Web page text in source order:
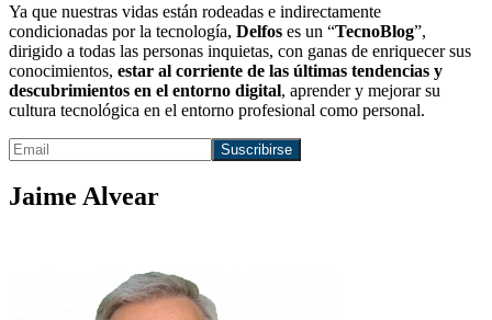
Ya que nuestras vidas están rodeadas e indirectamente
condicionadas por la tecnología, Delfos es un “TecnoBlog”,
dirigido a todas las personas inquietas, con ganas de enriquecer sus
conocimientos, estar al corriente de las últimas tendencias y
descubrimientos en el entorno digital, aprender y mejorar su
cultura tecnológica en el entorno profesional como personal.
Jaime Alvear